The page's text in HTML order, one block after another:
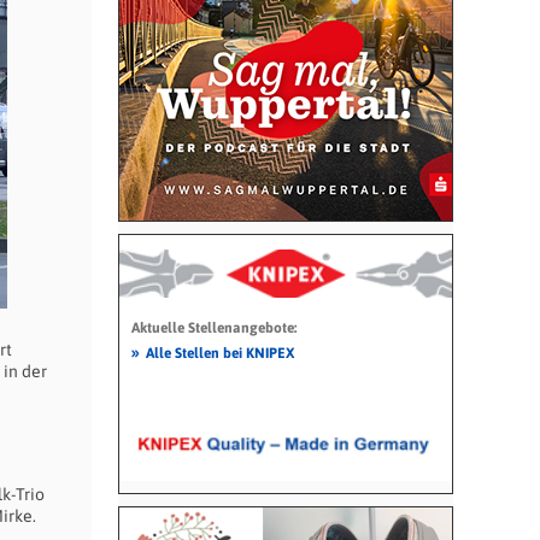
in der
Trio
Aktuelle Stellenangebote:
» Alle Stellen bei KNIPEX